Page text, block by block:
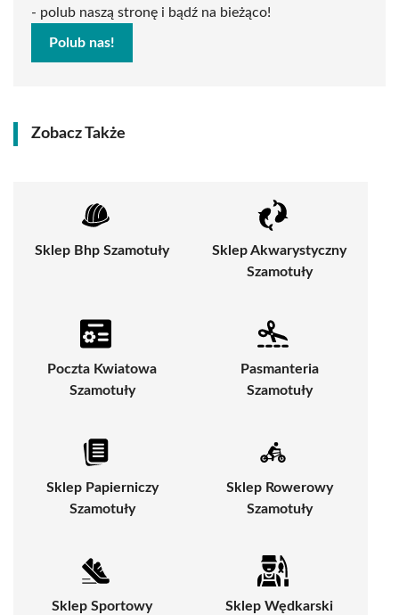
- polub naszą stronę i bądź na bieżąco!
Polub nas!
Zobacz Także
Sklep Bhp Szamotuły
Sklep Akwarystyczny
Szamotuły
Poczta Kwiatowa
Szamotuły
Pasmanteria
Szamotuły
Sklep Papierniczy
Szamotuły
Sklep Rowerowy
Szamotuły
Sklep Sportowy
Sklep Wędkarski